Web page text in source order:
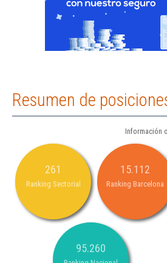
Resumen de
Información
261
Ranking Sectorial
15.112
Ranking Barcelona
95.260